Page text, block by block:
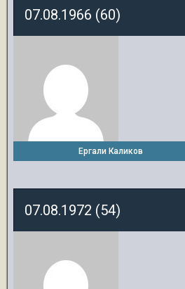
07.08.1966 (60)
Ергали Каликов
07.08.1972 (54)